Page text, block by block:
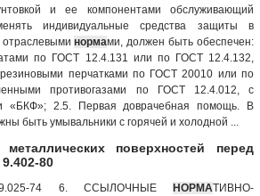
и ее компонентами обслуживающий
индивидуальные средства защиты в
отраслевыминормами, должен быть обеспечен:
по ГОСТ 12.4.131 или по ГОСТ 12.4.132,
перчатками по ГОСТ 20010 или по
противогазами по ГОСТ 12.4.012, с
«БКФ»; 2.5. Первая доврачебная помощь. В
быть умывальники с горячей и холодной ...
поверхностей перед
80
74 6. ССЫЛОЧНЫЕ НОРМАТИВНО-